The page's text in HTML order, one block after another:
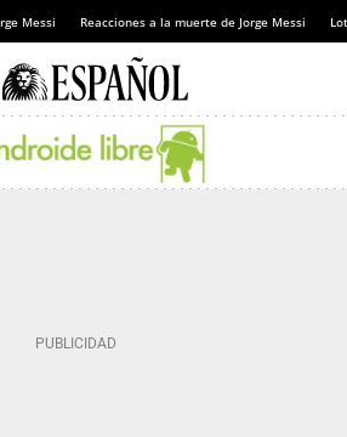
Messi Reacciones a la muerte de Jorge Messi